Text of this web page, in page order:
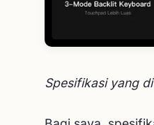
Spesifikasi yang